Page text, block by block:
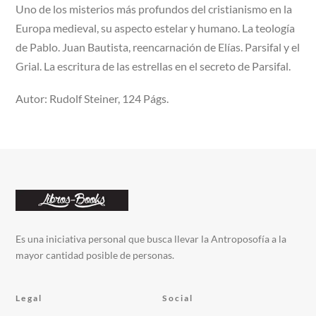
Uno de los misterios más profundos del cristianismo en la
Europa medieval, su aspecto estelar y humano. La teología
de Pablo. Juan Bautista, reencarnación de Elías. Parsifal y el
Grial. La escritura de las estrellas en el secreto de Parsifal.
Autor: Rudolf Steiner, 124 Págs.
Es una iniciativa personal que busca llevar la Antroposofía a la
mayor cantidad posible de personas.
Legal Social